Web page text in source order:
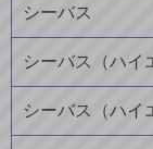
シーバス
シーバス（ハイ
シーバス（ハイ